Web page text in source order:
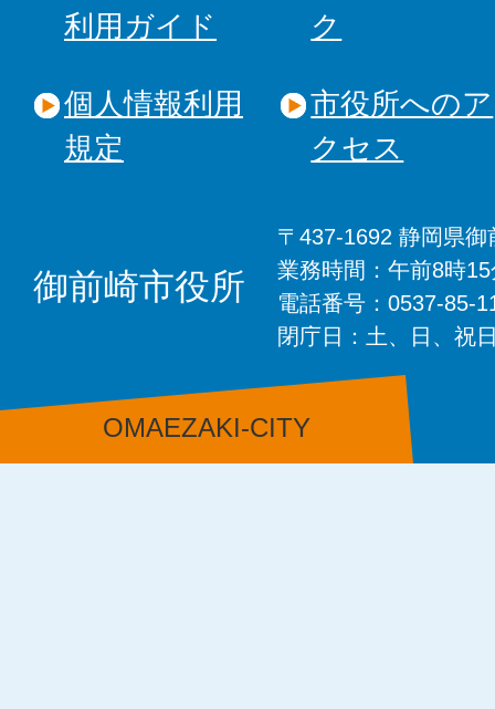
利用ガイド
ク
個人情報利用
規定
市役所へのア
クセス
御前崎市役所
〒437-1692 静岡県
業務時間：午前8時
電話番号：0537-85-
閉庁日：土、日、祝
OMAEZAKI-CITY